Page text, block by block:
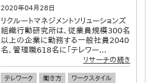
2020年04月28日
リクルートマネジメントソリューションズ
組織行動研究所は、従業員規模300名
以上の企業に勤務する一般社員2040
名、管理職618名に「テレワー...
リサーチの続き
テレワーク 働き方
ワークスタイル